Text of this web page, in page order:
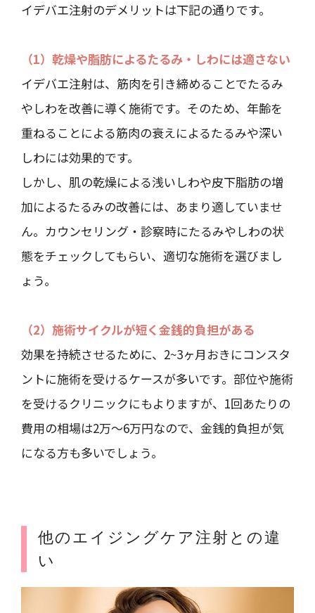
イデバエ注射のデメリットは下記の通りです。
（1）乾燥や脂肪によるたるみ・しわには適さない
イデバエ注射は、筋肉を引き締めることでたるみ
やしわを改善に導く施術です。そのため、年齢を
重ねることによる筋肉の衰えによるたるみや深い
しわには効果的です。
しかし、肌の乾燥による浅いしわや皮下脂肪の増
加によるたるみの改善には、あまり適していませ
ん。カウンセリング・診察時にたるみやしわの状
態をチェックしてもらい、適切な施術を選びまし
ょう。
（2）施術サイクルが短く金銭的負担がある
効果を持続させるために、2~3ヶ月おきにコンスタ
ントに施術を受けるケースが多いです。部位や施術
を受けるクリニックにもよりますが、1回あたりの
費用の相場は2万～6万円なので、金銭的負担が気
になる方も多いでしょう。
他のエイジングケア注射との違
い